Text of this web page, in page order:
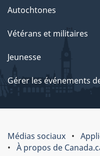
Autochtones
Vétérans et militaires
Jeunesse
Gérer les événements
Médias sociaux
À propos de